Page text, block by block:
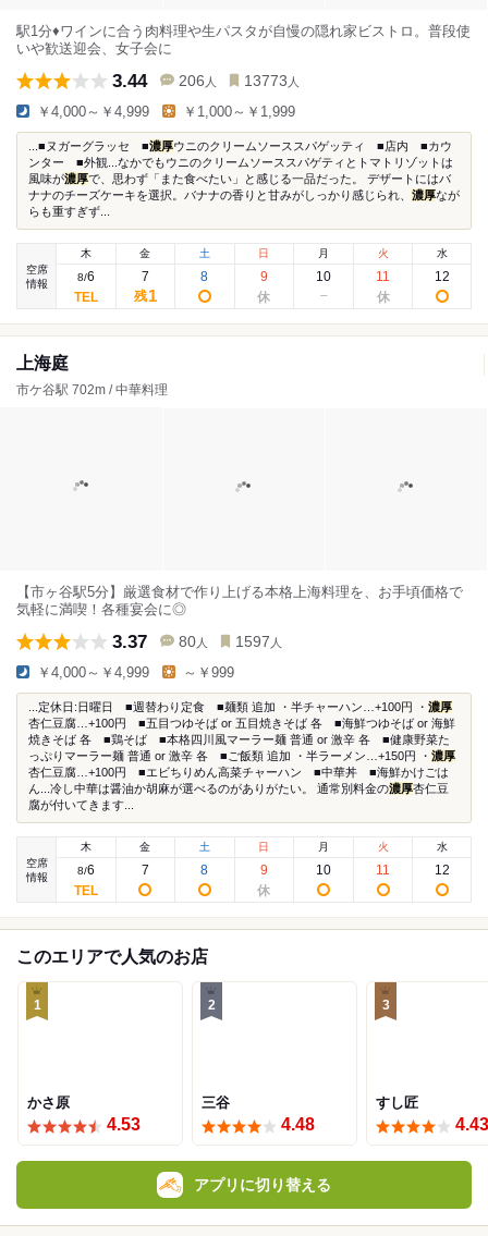
駅1分♦︎ワインに合う肉料理や生パスタが自慢の隠れ家ビストロ。普段使
いや歓送迎会、女子会に
3.44 206 人 13773 人
￥4,000～￥4,999 ￥1,000～￥1,999
...■ヌガーグラッセ ■濃厚ウニのクリームソーススパゲッティ ■店内 ■カウ
ンター ■外観...なかでもウニのクリームソーススパゲティとトマトリゾットは
風味が濃厚で、思わず「また食べたい」と感じる一品だった。 デザートにはバ
ナナのチーズケーキを選択。バナナの香りと甘みがしっかり感じられ、 濃厚なが
らも重すぎず...
空席
情報
木
8/6
金
7
残1
土
8
日
9
月
10
火
11
水
12
上海庭
市ケ谷駅 702m / 中華料理
【市ヶ谷駅5分】厳選食材で作り上げる本格上海料理を、お手頃価格で
気軽に満喫！各種宴会に◎
3.37 80 人 1597 人
￥4,000～￥4,999 ～￥999
...定休日:日曜日 ■週替わり定食 ■麺類 追加 ・半チャーハン…+100円 ・ 濃厚
杏仁豆腐…+100円 ■五目つゆそば or 五目焼きそば 各 ■海鮮つゆそば or 海鮮
焼きそば 各 ■鶏そば ■本格四川風マーラー麺 普通 or 激辛 各 ■健康野菜た
っぷりマーラー麺 普通 or 激辛 各 ■ご飯類 追加 ・半ラーメン…+150円 ・ 濃厚
杏仁豆腐…+100円 ■エビちりめん高菜チャーハン ■中華丼 ■海鮮かけごは
ん...冷し中華は醤油か胡麻が選べるのがありがたい。 通常別料金の濃厚杏仁豆
腐が付いてきます...
空席
情報
木
8/6
金
7
土
8
日
9
月
10
火
11
水
12
このエリアで人気のお店
1
かさ原
4.53
2
三谷
4.48
3
すし匠
4.43
アプリに切り替える